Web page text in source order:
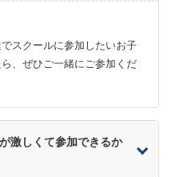
スクールに参加したいお子
、ぜひご一緒にご参加くだ
激しくて参加できるか